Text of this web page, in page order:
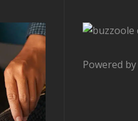
Powered by